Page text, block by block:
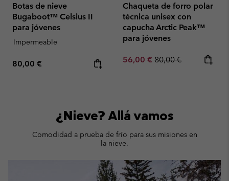
Botas de nieve
Bugaboot™ Celsius II
para jóvenes
Impermeable
Regular price:
80,00 €
Chaqueta de forro polar
técnica unisex con
capucha Arctic Peak™
para jóvenes
Sale price:
56,00 € Regular price:
80,00 €
¿Nieve? Allá vamos
Comodidad a prueba de frío para sus misiones en
la nieve.